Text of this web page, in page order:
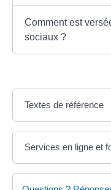
Comment est
sociaux ?
Textes de référence
Services en ligne et